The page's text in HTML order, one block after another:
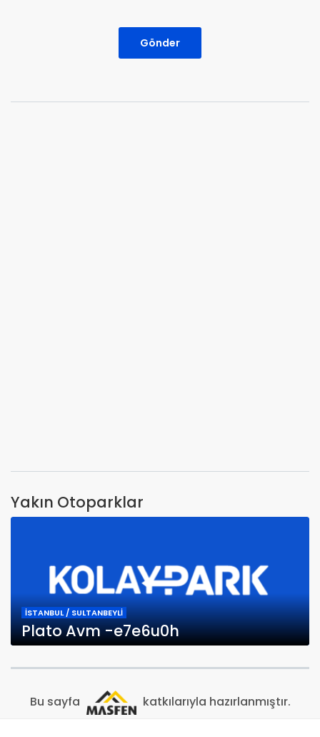
Gönder
Yakın Otoparklar
İSTANBUL / SULTANBEYLİ
Plato Avm -e7e6u0h
Bu sayfa katkılarıyla hazırlanmıştır.